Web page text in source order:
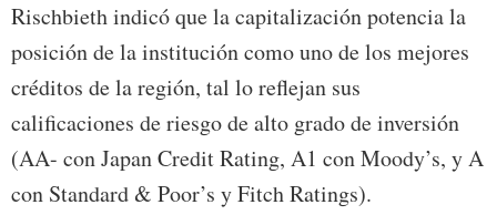
Rischbieth indicó que la capitalización potencia la
posición de la institución como uno de los mejores
créditos de la región, tal lo reflejan sus
calificaciones de riesgo de alto grado de inversión
(AA- con Japan Credit Rating, A1 con Moody’s, y A
con Standard & Poor’s y Fitch Ratings).